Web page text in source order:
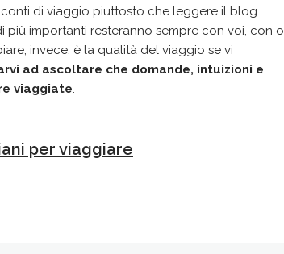
di viaggio piuttosto che leggere il blog.
più importanti resteranno sempre con voi, con o
invece, è la qualità del viaggio se vi
ad ascoltare che domande, intuizioni e
viaggiate.
per viaggiare